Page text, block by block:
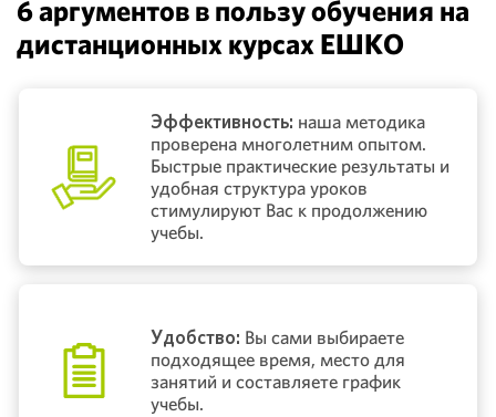
6 аргументов в пользу обучения на
дистанционных курсах ЕШКО
Эффективность: наша методика
проверена многолетним опытом.
Быстрые практические результаты и
удобная структура уроков
стимулируют Вас к продолжению
учебы.
Удобство: Вы сами выбираете
подходящее время, место для
занятий и составляете график
учебы.